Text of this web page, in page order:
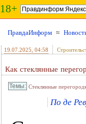
18+
ПравдаИнформ ≈
19.07.2025 , 04:58
Как стеклянные
Стеклянные
По де